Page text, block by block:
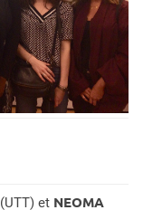
(UTT) et NEOMA